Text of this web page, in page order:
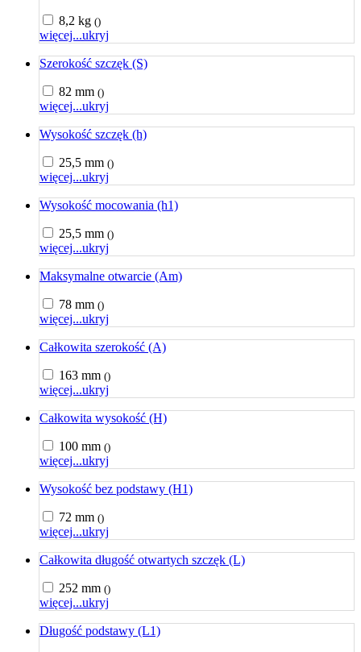
8,2 kg ()
więcej...ukryj
Szerokość szczęk (S)
82 mm ()
więcej...ukryj
Wysokość szczęk (h)
25,5 mm ()
więcej...ukryj
Wysokość mocowania (h1)
25,5 mm ()
więcej...ukryj
Maksymalne otwarcie (Am)
78 mm ()
więcej...ukryj
Całkowita szerokość (A)
163 mm ()
więcej...ukryj
Całkowita wysokość (H)
100 mm ()
więcej...ukryj
Wysokość bez podstawy (H1)
72 mm ()
więcej...ukryj
Całkowita długość otwartych szczęk (L)
252 mm ()
więcej...ukryj
Długość podstawy (L1)